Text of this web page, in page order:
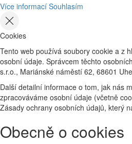
Více informací Souhlasím
Cookies
Tento web používá soubory cookie a z
osobní údaje. Správcem těchto
s.r.o., Mariánské náměstí 62, 68601
Další detailní informace o tom, jak nás
zpracováváme osobní údaje (včetně
Zásady ochrany osobních údajů, který
Obecně o cookies